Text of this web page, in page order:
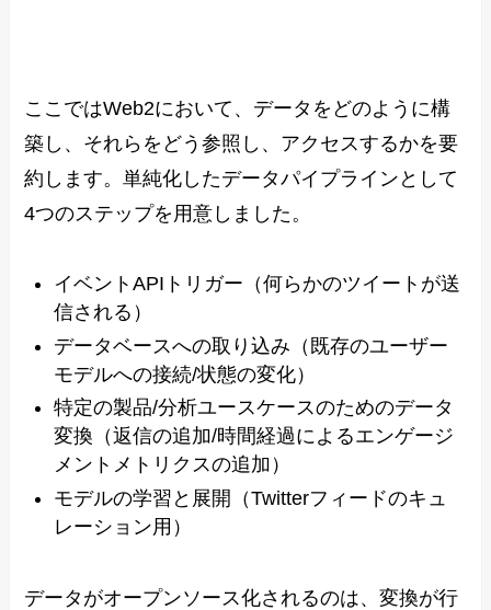
ここではWeb2において、データをどのように構
築し、それらをどう参照し、アクセスするかを要
約します。単純化したデータパイプラインとして
4つのステップを用意しました。
イベントAPIトリガー（何らかのツイートが送
信される）
データベースへの取り込み（既存のユーザー
モデルへの接続/状態の変化）
特定の製品/分析ユースケースのためのデータ
変換（返信の追加/時間経過によるエンゲージ
メントメトリクスの追加）
モデルの学習と展開（Twitterフィードのキュ
レーション用）
データがオープンソース化されるのは、変換が行